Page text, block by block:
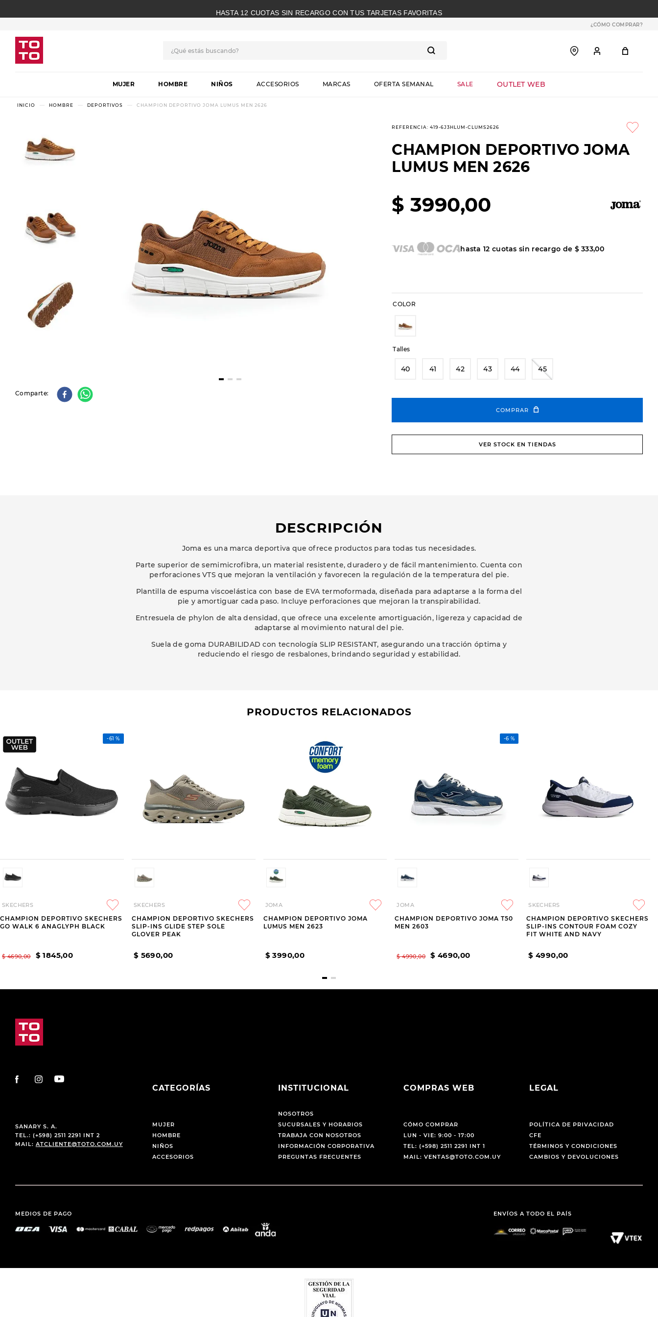
HASTA 12 CUOTAS SIN RECARGO CON TUS TARJETAS FAVORITAS
¿CÓMO COMPRAR?
MUJER HOMBRE NIÑOS ACCESORIOS MARCAS OFERTA SEMANAL SALE OUTLET WEB
HOMBRE DEPORTIVOS CHAMPION DEPORTIVO JOMA LUMUS MEN 2626
Comparte
REFERENCIA:419-6J3HLUM-CLUMS2626
CHAMPION DEPORTIVO JOMA
LUMUS MEN 2626
$ 3990,00
hasta12 cuotas sin recargo de $ 333,00
COLOR
Talles
40 41 42 43 44 45
COMPRAR
VER STOCK EN TIENDAS
DESCRIPCIÓN
Joma es una marca deportiva que ofrece productos para todas tus necesidades.
Parte superior de semimicrofibra, un material resistente, duradero y de fácil mantenimiento. Cuenta con
perforaciones VTS que mejoran la ventilación y favorecen la regulación de la temperatura del pie.
Plantilla de espuma viscoelástica con base de EVA termoformada, diseñada para adaptarse a la forma del
pie y amortiguar cada paso. Incluye perforaciones que mejoran la transpirabilidad.
Entresuela de phylon de alta densidad, que ofrece una excelente amortiguación, ligereza y capacidad de
adaptarse al movimiento natural del pie.
Suela de goma DURABILIDAD con tecnología SLIP RESISTANT, asegurando una tracción óptima y
reduciendo el riesgo de resbalones, brindando seguridad y estabilidad.
PRODUCTOS RELACIONADOS
-61 %
SKECHERS
CHAMPION DEPORTIVO SKECHERS
GO WALK 6 ANAGLYPH BLACK
$ 4690,00 $ 1845,00
SKECHERS
CHAMPION DEPORTIVO SKECHERS
SLIP-INS GLIDE STEP SOLE
GLOVER PEAK
$ 5690,00
JOMA
CHAMPION DEPORTIVO JOMA
LUMUS MEN 2623
$ 3990,00
-6 %
JOMA
CHAMPION DEPORTIVO JOMA T50
MEN 2603
$ 4990,00 $ 4690,00
SKECHERS
CHAMPION DEPORTIVO SKECHERS
SLIP-INS CONTOUR FOAM COZY
FIT WHITE AND NAVY
$ 4990,00
SANARY S. A.
TEL.: (+598) 2511 2291 INT 2
MAIL: ATCLIENTE@TOTO.COM.UY
CATEGORÍAS
MUJER
HOMBRE
NIÑOS
ACCESORIOS
INSTITUCIONAL
NOSOTROS
SUCURSALES Y HORARIOS
TRABAJA CON NOSOTROS
INFORMACIÓN CORPORATIVA
PREGUNTAS FRECUENTES
COMPRAS WEB
CÓMO COMPRAR
LUN - VIE: 9:00 - 17:00
TEL: (+598) 2511 2291 INT 1
MAIL: VENTAS@TOTO.COM.UY
LEGAL
POLÍTICA DE PRIVACIDAD
CFE
TÉRMINOS Y CONDICIONES
CAMBIOS Y DEVOLUCIONES
MEDIOS DE PAGO ENVÍOS A TODO EL PAÍS
1.
botas
skechers
slip-ins
botas dama